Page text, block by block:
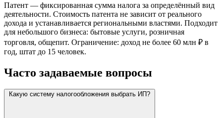
Патент — фиксированная сумма налога за определённый вид
деятельности. Стоимость патента не зависит от реального
дохода и устанавливается региональными властями. Подходит
для небольшого бизнеса: бытовые услуги, розничная
торговля, общепит. Ограничение: доход не более 60 млн ₽ в
год, штат до 15 человек.
Часто задаваемые вопросы
Какую систему налогообложения выбрать ИП?